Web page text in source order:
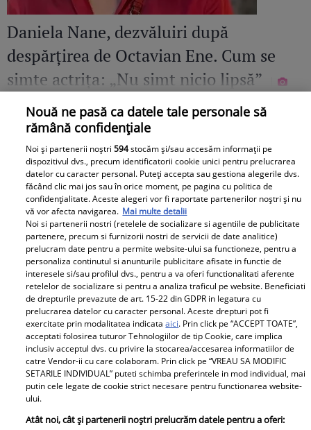
Daniela Nane, dezvăluiri după
despărțirea de Octavian Ene. Cum se
simte actrița: „Nu simt nicio lipsă”
Andreea Popescu și fosta soacră, schimb
de replici. Ce i-a spus mama lui Rareș
Nouă ne pasă ca datele tale personale să
rămână confidențiale
Noi și partenerii noștri594stocăm și/sau accesăm informații pe
dispozitivul dvs., precum identificatorii cookie unici pentru prelucrarea
datelor cu caracter personal. Puteți accepta sau gestiona alegerile dvs.
făcând clic mai jos sau în orice moment, pe pagina cu politica de
confidențialitate. Aceste alegeri vor fi raportate partenerilor noștri și nu
vă vor afecta navigarea. Mai multe detalii
Noi si partenerii nostri (retelele de socializare si agentiile de publicitate
partenere, precum si furnizorii nostri de servicii de date analitice)
prelucram date pentru a permite website-ului sa functioneze, pentru a
personaliza continutul si anunturile publicitare afisate in functie de
interesele si/sau profilul dvs., pentru a va oferi functionalitati aferente
retelelor de socializare si pentru a analiza traficul pe website. Beneficiati
de drepturile prevazute de art. 15-22 din GDPR in legatura cu
prelucrarea datelor cu caracter personal. Aceste drepturi pot fi
exercitate prin modalitatea indicataaici. Prin click pe “ACCEPT TOATE”,
acceptati folosirea tuturor Tehnologiilor de tip Cookie, care implica
inclusiv acceptul dvs. cu privire la stocarea/accesarea informatiilor de
catre Vendor-ii cu care colaboram. Prin click pe “VREAU SA MODIFIC
SETARILE INDIVIDUAL” puteti schimba preferintele in mod individual, mai
putin cele legate de cookie strict necesare pentru functionarea website-
ului.
Atât noi, cât și partenerii noștri prelucrăm datele pentru a oferi: